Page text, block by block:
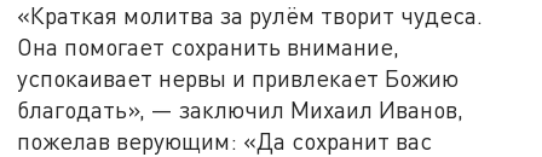
«Краткая молитва за рулём творит чудеса.
Она помогает сохранить внимание,
успокаивает нервы и привлекает Божию
благодать», — заключил Михаил Иванов,
пожелав верующим: «Да сохранит вас